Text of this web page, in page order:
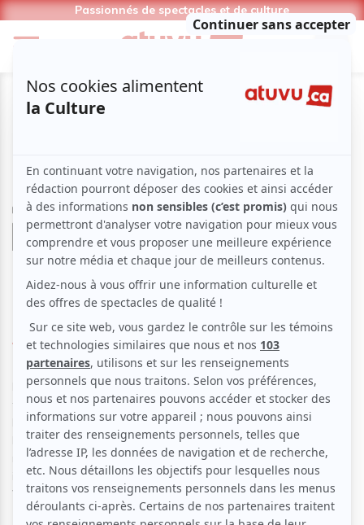
Passionnés de spectacles et de culture
Festival en chanson de Petite-
Vallée
Le Festival en chanson de Petite-Vallée célèbre la chanson
francophone à travers une programmation éclectique, reflet de
la pluralité et de la richesse de la scène musicale québécoise.
L’événement fait également une grande place à la relève en
mettant de l’avant une sélection d’auteurs-compositeurs-
interprètes émergents, via les Escales en chanson de Petite-
Vallée.